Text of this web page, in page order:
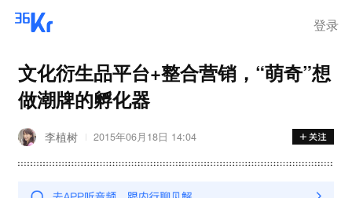
登录
文化衍生品平台+整合营销，“萌奇”想
做潮牌的孵化器
李植树 2015年06月18日 14:04